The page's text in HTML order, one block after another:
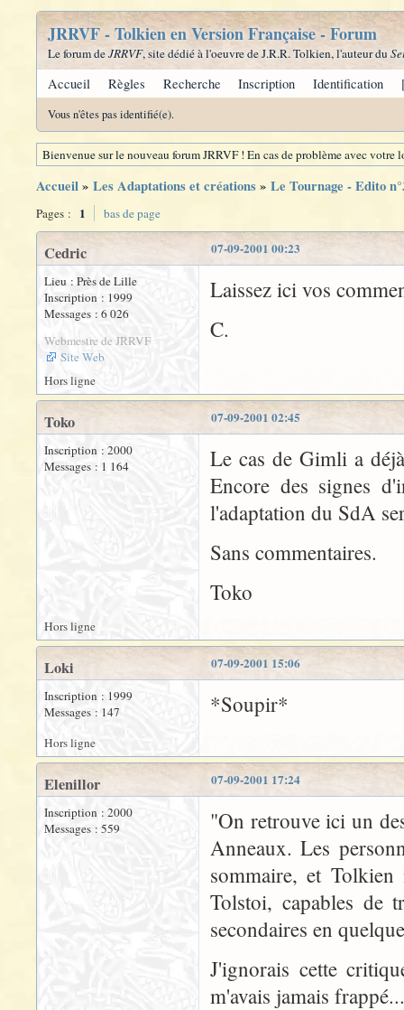
JRRVF - Tolkien en Version Française - Forum
Le forum deJRRVF, site dédié à l'oeuvre de J.R.R. Tolkien, l'auteur du
Accueil Règles Recherche Inscription Identification
Vous n'êtes pas identifié(e).
Bienvenue sur le nouveau forum JRRVF ! En cas de problème avec
Accueil» Les Adaptations et créations» Le Tournage - Edito
Pages : 1 bas de page
07-09-2001 00:23
Cedric
Lieu : Près de Lille
Inscription : 1999
Messages : 6 026
Webmestre de JRRVF
Site Web
Laissez ici vos
C.
Hors ligne
07-09-2001 02:45
Toko
Inscription : 2000
Messages : 1 164
Le cas de Gimli a
Encore des signes
l'adaptation du SdA
Sans commentaires.
Toko
Hors ligne
07-09-2001 15:06
Loki
Inscription : 1999
Messages : 147
*Soupir*
Hors ligne
07-09-2001 17:24
Elenillor
Inscription : 2000
Messages : 559
"On retrouve ici un
Anneaux. Les
sommaire, et
Tolstoi, capables de
secondaires en
J'ignorais cette
m'avais jamais frappé...